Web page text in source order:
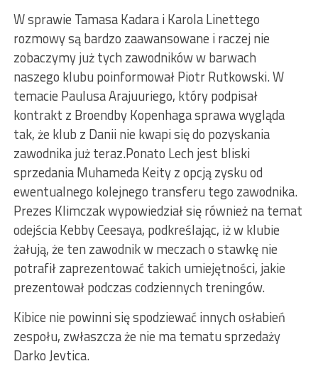
W sprawie Tamasa Kadara i Karola Linettego
rozmowy są bardzo zaawansowane i raczej nie
zobaczymy już tych zawodników w barwach
naszego klubu poinformował Piotr Rutkowski. W
temacie Paulusa Arajuuriego, który podpisał
kontrakt z Broendby Kopenhaga sprawa wygląda
tak, że klub z Danii nie kwapi się do pozyskania
zawodnika już teraz.Ponato Lech jest bliski
sprzedania Muhameda Keity z opcją zysku od
ewentualnego kolejnego transferu tego zawodnika.
Prezes Klimczak wypowiedział się również na temat
odejścia Kebby Ceesaya, podkreślając, iż w klubie
żałują, że ten zawodnik w meczach o stawkę nie
potrafił zaprezentować takich umiejętności, jakie
prezentował podczas codziennych treningów.
Kibice nie powinni się spodziewać innych osłabień
zespołu, zwłaszcza że nie ma tematu sprzedaży
Darko Jevtica.